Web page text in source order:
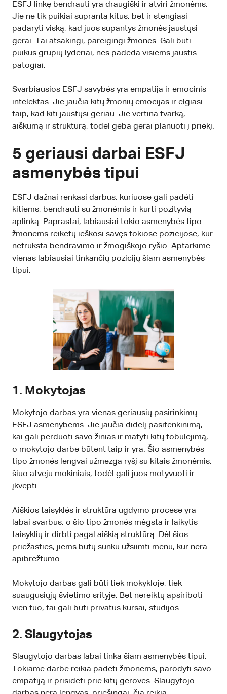
ESFJ linkę bendrauti yra draugiški ir atviri žmonėms.
Jie ne tik puikiai supranta kitus, bet ir stengiasi
padaryti viską, kad juos supantys žmonės jaustųsi
gerai. Tai atsakingi, pareigingi žmonės. Gali būti
puikūs grupių lyderiai, nes padeda visiems jaustis
patogiai.
Svarbiausios ESFJ savybės yra empatija ir emocinis
intelektas. Jie jaučia kitų žmonių emocijas ir elgiasi
taip, kad kiti jaustųsi geriau. Jie vertina tvarką,
aiškumą ir struktūrą, todėl geba gerai planuoti į priekį.
5 geriausi darbai ESFJ
asmenybės tipui
ESFJ dažnai renkasi darbus, kuriuose gali padėti
kitiems, bendrauti su žmonėmis ir kurti pozityvią
aplinką. Paprastai, labiausiai tokio asmenybės tipo
žmonėms reikėtų ieškosi savęs tokiose pozicijose, kur
netrūksta bendravimo ir žmogiškojo ryšio. Aptarkime
vienas labiausiai tinkančių pozicijų šiam asmenybės
tipui.
1. Mokytojas
Mokytojo darbas yra vienas geriausių pasirinkimų
ESFJ asmenybėms. Jie jaučia didelį pasitenkinimą,
kai gali perduoti savo žinias ir matyti kitų tobulėjimą,
o mokytojo darbe būtent taip ir yra. Šio asmenybės
tipo žmonės lengvai užmezga ryšį su kitais žmonėmis,
šiuo atveju mokiniais, todėl gali juos motyvuoti ir
įkvėpti.
Aiškios taisyklės ir struktūra ugdymo procese yra
labai svarbus, o šio tipo žmonės mėgsta ir laikytis
taisyklių ir dirbti pagal aiškią struktūrą. Dėl šios
priežasties, jiems būtų sunku užsiimti menu, kur nėra
apibrėžtumo.
Mokytojo darbas gali būti tiek mokykloje, tiek
suaugusiųjų švietimo srityje. Bet nereiktų apsiriboti
vien tuo, tai gali būti privatūs kursai, studijos.
2. Slaugytojas
Slaugytojo darbas labai tinka šiam asmenybės tipui.
Tokiame darbe reikia padėti žmonėms, parodyti savo
empatiją ir prisidėti prie kitų gerovės. Slaugytojo